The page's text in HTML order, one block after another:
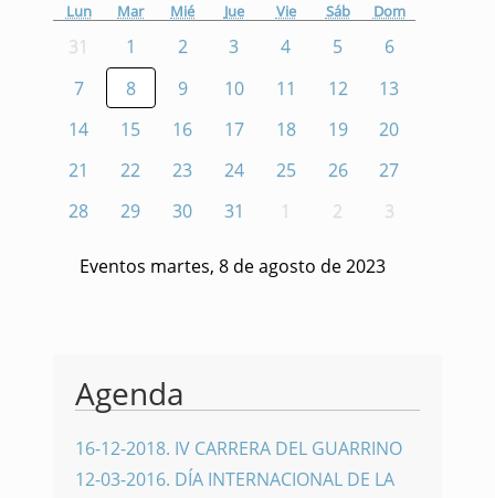
Lun Mar Mié Jue Vie Sáb Dom
31 1 2 3 4 5
6
7
8 9 10 11 12
13
14
15 16 17 18 19
20
21
22 23 24 25 26
27
28
29 30 31 1 2 3
Eventos martes, 8 de agosto de 2023
Agenda
16-12-2018. IV CARRERA DEL GUARRINO
12-03-2016. DÍA INTERNACIONAL DE LA